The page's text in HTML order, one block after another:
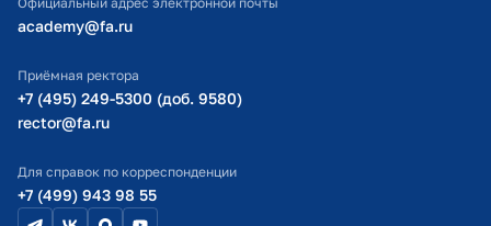
academy@fa.ru
Приёмная ректора
+7 (495) 249-5300 (доб. 9580)
rector@fa.ru
Для справок по корреспонденции
+7 (499) 943 98 55